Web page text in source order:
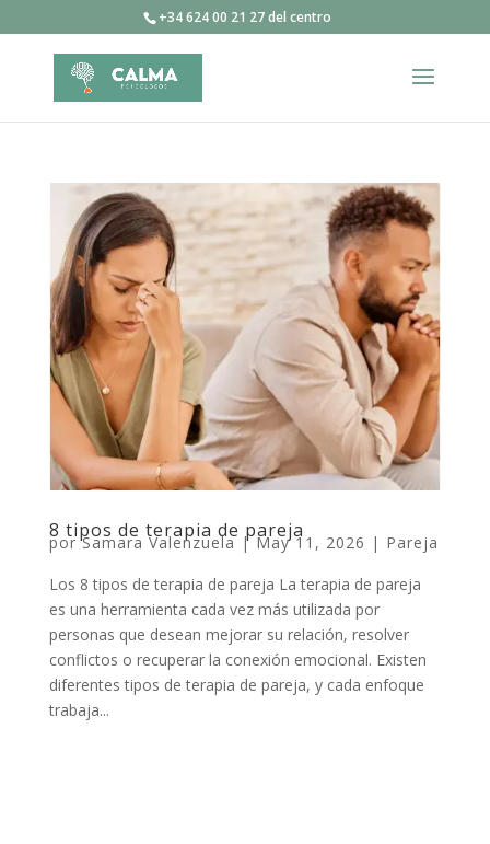
+34 624 00 21 27 del centro
8 tipos de terapia de pareja
porSamara Valenzuela|May 11, 2026 | Pareja
Los 8 tipos de terapia de pareja La terapia de pareja
es una herramienta cada vez más utilizada por
personas que desean mejorar su relación, resolver
conflictos o recuperar la conexión emocional. Existen
diferentes tipos de terapia de pareja, y cada enfoque
trabaja...